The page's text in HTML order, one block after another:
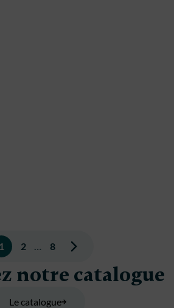
Pagination
des
publications
1 2 … 8
notre catalogue
Le catalogue